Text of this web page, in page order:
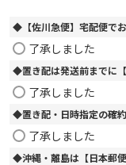
◆【佐川急便】宅配便で
了承しました
◆置き配は発送前までに
了承しました
◆置き配・日時指定の確
了承しました
◆沖縄・離島は【日本郵